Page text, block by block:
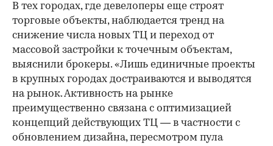
В тех городах, где девелоперы еще строят
торговые объекты, наблюдается тренд на
снижение числа новых ТЦ и переход от
массовой застройки к точечным объектам,
выяснили брокеры. «Лишь единичные проекты
в крупных городах достраиваются и выводятся
на рынок. Активность на рынке
преимущественно связана с оптимизацией
концепций действующих ТЦ — в частности с
обновлением дизайна, пересмотром пула